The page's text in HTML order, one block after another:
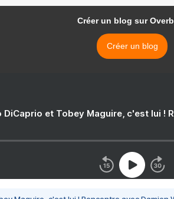
Créer un blog sur
Créer un blog
DiCaprio et Tobey Maguire, c'est lui !